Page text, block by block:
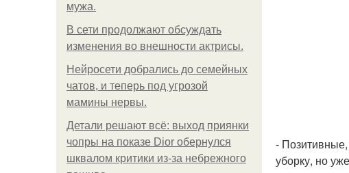
мужа.
В сети продолжают обсуждать
изменения во внешности актрисы.
Нейросети добрались до семейных
чатов, и теперь под угрозой
мамины нервы.
Детали решают всё: выход приянки
чопры на показе Dior обернулся
шквалом критики из-за небрежного
-
уборку, но